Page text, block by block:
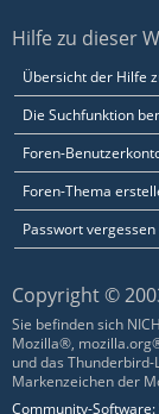
Hilfe zu dieser
Übersicht der Hilfe
Die Suchfunktion
Foren-
Foren-Thema
Passwort
Copyright ©
Sie befinden sich
Mozilla®,
und das
Markenzeichen der
Community-Software: